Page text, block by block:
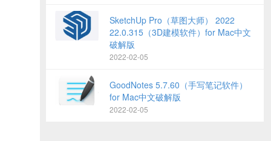
SketchUp Pro（草图大师） 2022
22.0.315（3D建模软件）for Mac中文
破解版
2022-02-05
GoodNotes 5.7.60（手写笔记软件）
for Mac中文破解版
2022-02-05